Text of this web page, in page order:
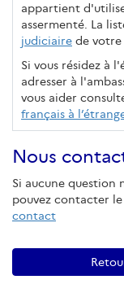
appartient
assermenté. La
judiciaire de votre
Si vous résidez à
adresser à
vous aider
français à
Nous
Si aucune question
pouvez contacter
contact